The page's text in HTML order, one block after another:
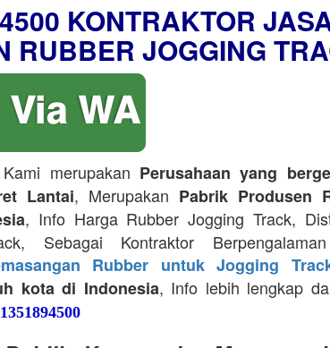
KONTRAKTOR
RUBBER JOGGING
merupakan Perusahaan yang
Lantai, Merupakan Pabrik Produsen
, Info Harga Rubber Jogging Track,
Sebagai Kontraktor
Rubber untuk Jogging
kota di Indonesia, Info lebih lengkap